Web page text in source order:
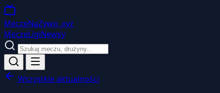
MeczeNaZywo .xyz
MeczeLigiNewsy
Wszystkie aktualności